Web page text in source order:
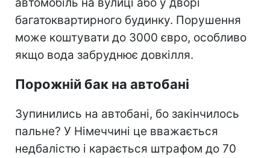
багатоквартирного будинку. Порушення
може коштувати до 3000 євро, особливо
якщо вода забруднює довкілля.
Порожній бак на автобані
Зупинились на автобані, бо закінчилось
пальне? У Німеччині це вважається
недбалістю і карається штрафом до 70